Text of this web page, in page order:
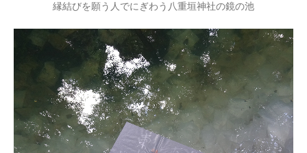
縁結びを願う人でにぎわう八重垣神社の鏡の池